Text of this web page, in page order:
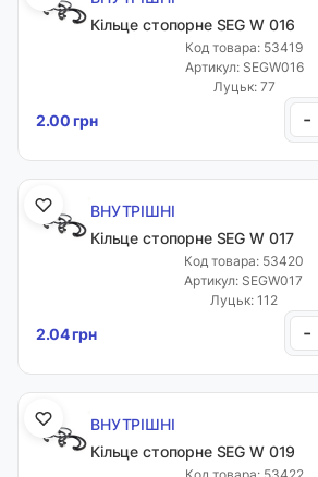
Кільце стопорне SEG W 016
Код товара: 53419
Артикул: SEGW016
Луцьк: 77
2.00 грн -
ВНУТРІШНІ
Кільце стопорне SEG W 017
Код товара: 53420
Артикул: SEGW017
Луцьк: 112
2.04 грн -
ВНУТРІШНІ
Кільце стопорне SEG W 019